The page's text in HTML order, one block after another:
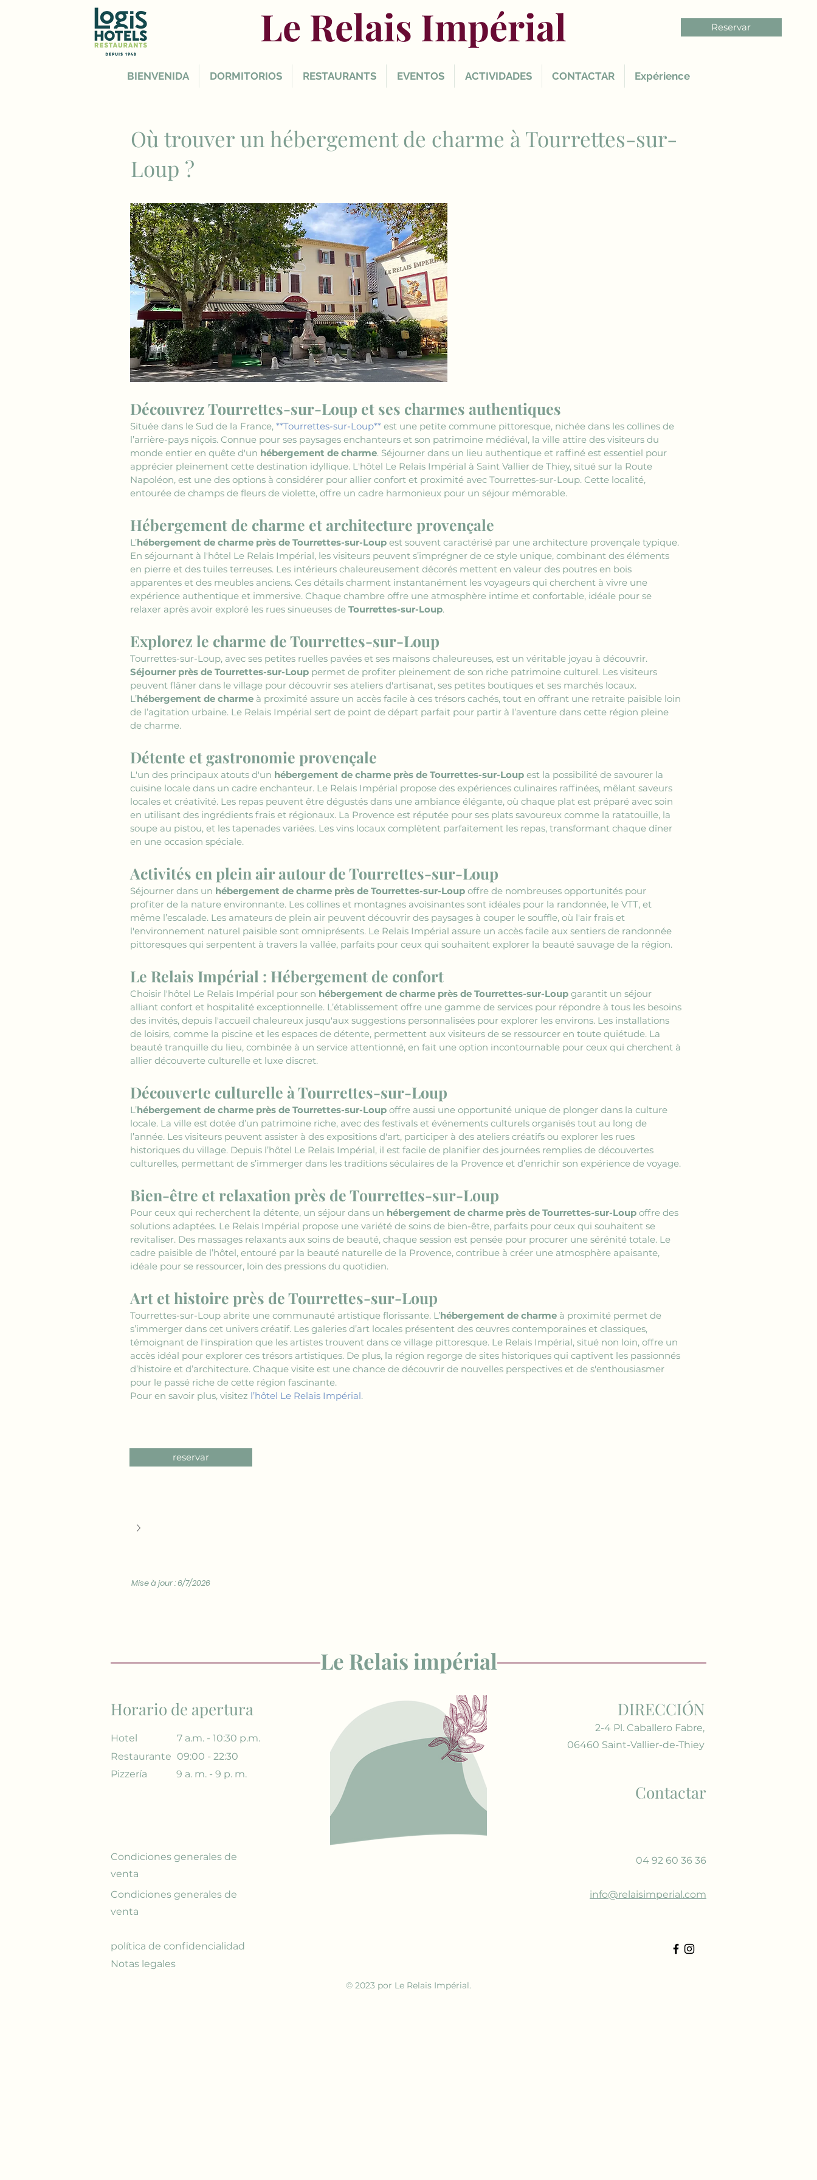
Le Relais Impérial Reservar
BIENVENIDA DORMITORIOS RESTAURANTS EVENTOS ACTIVIDADES CONTACTAR Expérience
Où trouver un hébergement de charme à Tourrettes-sur-
Loup ?
Découvrez Tourrettes-sur-Loup et ses charmes authentiques
Située dans le Sud de la France, **Tourrettes-sur-Loup** est une petite commune pittoresque, nichée dans les collines de
l’arrière-pays niçois. Connue pour ses paysages enchanteurs et son patrimoine médiéval, la ville attire des visiteurs du
monde entier en quête d'un hébergement de charme. Séjourner dans un lieu authentique et raffiné est essentiel pour
apprécier pleinement cette destination idyllique. L'hôtel Le Relais Impérial à Saint Vallier de Thiey, situé sur la Route
Napoléon, est une des options à considérer pour allier confort et proximité avec Tourrettes-sur-Loup. Cette localité,
entourée de champs de fleurs de violette, offre un cadre harmonieux pour un séjour mémorable.
Hébergement de charme et architecture provençale
L’hébergement de charme près de Tourrettes-sur-Loup est souvent caractérisé par une architecture provençale typique.
En séjournant à l'hôtel Le Relais Impérial, les visiteurs peuvent s’imprégner de ce style unique, combinant des éléments
en pierre et des tuiles terreuses. Les intérieurs chaleureusement décorés mettent en valeur des poutres en bois
apparentes et des meubles anciens. Ces détails charment instantanément les voyageurs qui cherchent à vivre une
expérience authentique et immersive. Chaque chambre offre une atmosphère intime et confortable, idéale pour se
relaxer après avoir exploré les rues sinueuses de Tourrettes-sur-Loup.
Explorez le charme de Tourrettes-sur-Loup
Tourrettes-sur-Loup, avec ses petites ruelles pavées et ses maisons chaleureuses, est un véritable joyau à découvrir.
Séjourner près de Tourrettes-sur-Loup permet de profiter pleinement de son riche patrimoine culturel. Les visiteurs
peuvent flâner dans le village pour découvrir ses ateliers d'artisanat, ses petites boutiques et ses marchés locaux.
L’hébergement de charme à proximité assure un accès facile à ces trésors cachés, tout en offrant une retraite paisible loin
de l’agitation urbaine. Le Relais Impérial sert de point de départ parfait pour partir à l’aventure dans cette région pleine
de charme.
Détente et gastronomie provençale
L'un des principaux atouts d'un hébergement de charme près de Tourrettes-sur-Loup est la possibilité de savourer la
cuisine locale dans un cadre enchanteur. Le Relais Impérial propose des expériences culinaires raffinées, mêlant saveurs
locales et créativité. Les repas peuvent être dégustés dans une ambiance élégante, où chaque plat est préparé avec soin
en utilisant des ingrédients frais et régionaux. La Provence est réputée pour ses plats savoureux comme la ratatouille, la
soupe au pistou, et les tapenades variées. Les vins locaux complètent parfaitement les repas, transformant chaque dîner
en une occasion spéciale.
Activités en plein air autour de Tourrettes-sur-Loup
Séjourner dans un hébergement de charme près de Tourrettes-sur-Loup offre de nombreuses opportunités pour
profiter de la nature environnante. Les collines et montagnes avoisinantes sont idéales pour la randonnée, le VTT, et
même l’escalade. Les amateurs de plein air peuvent découvrir des paysages à couper le souffle, où l'air frais et
l'environnement naturel paisible sont omniprésents. Le Relais Impérial assure un accès facile aux sentiers de randonnée
pittoresques qui serpentent à travers la vallée, parfaits pour ceux qui souhaitent explorer la beauté sauvage de la région.
Le Relais Impérial : Hébergement de confort
Choisir l'hôtel Le Relais Impérial pour son hébergement de charme près de Tourrettes-sur-Loup garantit un séjour
alliant confort et hospitalité exceptionnelle. L’établissement offre une gamme de services pour répondre à tous les besoins
des invités, depuis l'accueil chaleureux jusqu'aux suggestions personnalisées pour explorer les environs. Les installations
de loisirs, comme la piscine et les espaces de détente, permettent aux visiteurs de se ressourcer en toute quiétude. La
beauté tranquille du lieu, combinée à un service attentionné, en fait une option incontournable pour ceux qui cherchent à
allier découverte culturelle et luxe discret.
Découverte culturelle à Tourrettes-sur-Loup
L’hébergement de charme près de Tourrettes-sur-Loup offre aussi une opportunité unique de plonger dans la culture
locale. La ville est dotée d’un patrimoine riche, avec des festivals et événements culturels organisés tout au long de
l’année. Les visiteurs peuvent assister à des expositions d'art, participer à des ateliers créatifs ou explorer les rues
historiques du village. Depuis l’hôtel Le Relais Impérial, il est facile de planifier des journées remplies de découvertes
culturelles, permettant de s’immerger dans les traditions séculaires de la Provence et d’enrichir son expérience de voyage.
Bien-être et relaxation près de Tourrettes-sur-Loup
Pour ceux qui recherchent la détente, un séjour dans un hébergement de charme près de Tourrettes-sur-Loup offre des
solutions adaptées. Le Relais Impérial propose une variété de soins de bien-être, parfaits pour ceux qui souhaitent se
revitaliser. Des massages relaxants aux soins de beauté, chaque session est pensée pour procurer une sérénité totale. Le
cadre paisible de l’hôtel, entouré par la beauté naturelle de la Provence, contribue à créer une atmosphère apaisante,
idéale pour se ressourcer, loin des pressions du quotidien.
Art et histoire près de Tourrettes-sur-Loup
Tourrettes-sur-Loup abrite une communauté artistique florissante. L’hébergement de charme à proximité permet de
s’immerger dans cet univers créatif. Les galeries d’art locales présentent des œuvres contemporaines et classiques,
témoignant de l'inspiration que les artistes trouvent dans ce village pittoresque. Le Relais Impérial, situé non loin, offre un
accès idéal pour explorer ces trésors artistiques. De plus, la région regorge de sites historiques qui captivent les passionnés
d’histoire et d’architecture. Chaque visite est une chance de découvrir de nouvelles perspectives et de s'enthousiasmer
pour le passé riche de cette région fascinante.
Pour en savoir plus, visitez l’hôtel Le Relais Impérial.
reservar
Mise à jour : 6/7/2026
Le Relais impérial
Horario de apertura
Hotel
7 a.m. - 10:30 p.m.
Restaurante 09:00 - 22:30
Pizzería
9 a. m. - 9 p. m.
Condiciones generales de
venta
Condiciones generales de
venta
política de confidencialidad
DIRECCIÓN
2-4 Pl. Caballero Fabre,
06460 Saint-Vallier-de-Thiey
Contactar
04 92 60 36 36
info@relaisimperial.com
Notas legales
© 2023 por Le Relais Impérial.